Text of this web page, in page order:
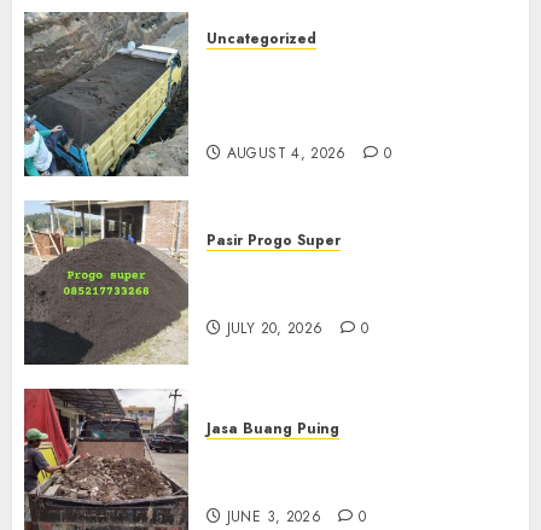
Uncategorized
AUGUST 4, 2026 0
Pasir Progo Super
JULY 20, 2026 0
Jasa Buang Puing
JUNE 3, 2026 0